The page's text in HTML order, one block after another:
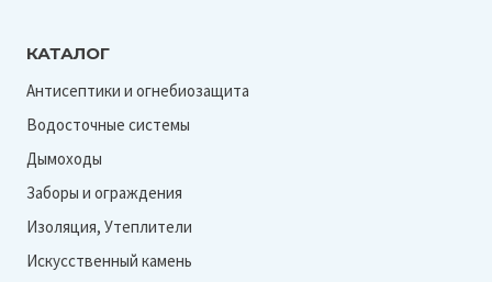
КАТАЛОГ
Антисептики и огнебиозащита
Водосточные системы
Дымоходы
Заборы и ограждения
Изоляция, Утеплители
Искусственный камень